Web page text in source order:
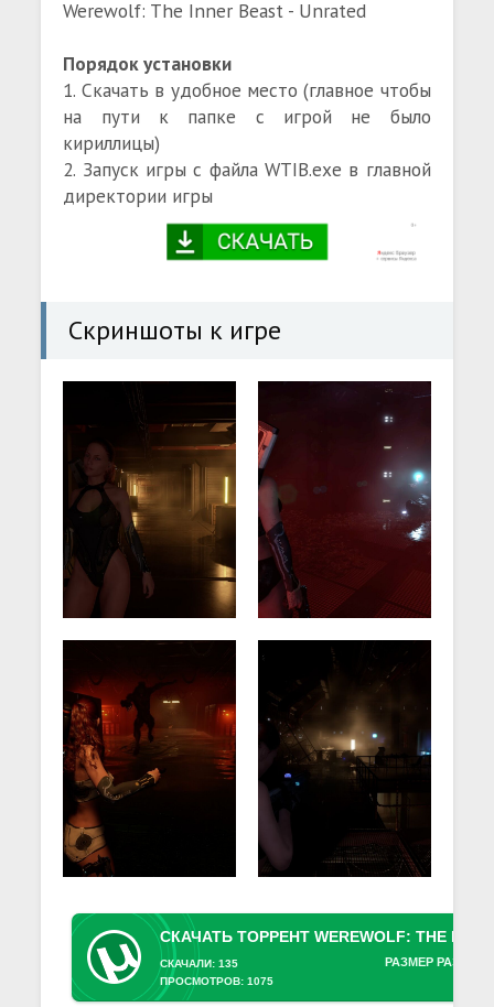
Werewolf: The Inner Beast - Unrated
Порядок установки
1. Скачать в удобное место (главное чтобы
на пути к папке с игрой не было
кириллицы)
2. Запуск игры с файла WTIB.exe в главной
директории игры
Скриншоты к игре
РАЗМЕР
СКАЧАЛИ: 135
ПРОСМОТРОВ: 1075